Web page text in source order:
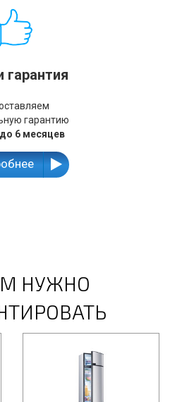
гарантия
гарантию
6 месяцев
НУЖНО